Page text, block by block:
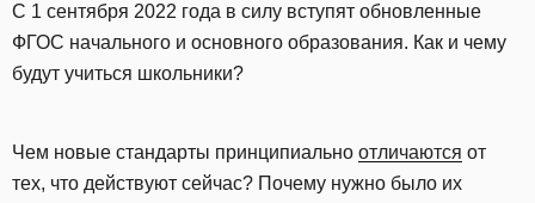
С 1 сентября 2022 года в силу вступят обновленные
ФГОС начального и основного образования. Как и чему
будут учиться школьники?
Чем новые стандарты принципиально отличаются от
тех, что действуют сейчас? Почему нужно было их